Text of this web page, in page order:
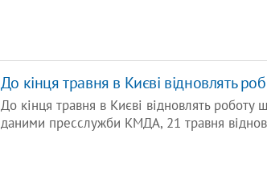
До кінця травня в Києві відновлять
До кінця травня в Києві відновлять роботу
даними пресслужби КМДА, 21 травня